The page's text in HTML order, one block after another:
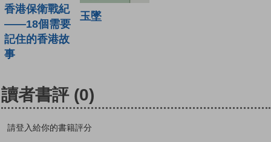
香港保衛戰紀
——18個需要
記住的香港故
事
玉墜
讀者書評 (0)
請登入給你的書籍評分